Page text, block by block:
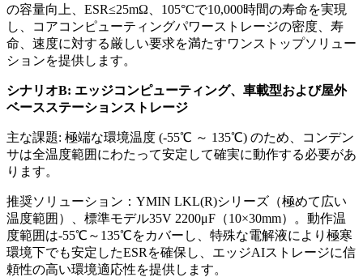
の容量向上、ESR≤25mΩ、105°Cで10,000時間の寿命を実現
し、コアコンピューティングパワーストレージの密度、寿
命、速度に対する厳しい要求を満たすワンストップソリュー
ションを提供します。
シナリオB: エッジコンピューティング、車載型および屋外
ベースステーションストレージ
主な課題: 極端な環境温度 (-55℃ ～ 135℃) のため、コンデン
サは全温度範囲にわたって安定して確実に動作する必要があ
ります。
推奨ソリューション：YMIN LKL(R)シリーズ（極めて広い
温度範囲）、標準モデル35V 2200μF（10×30mm）。動作温
度範囲は-55℃～135℃をカバーし、特殊な電解液により極寒
環境下でも安定したESRを確保し、エッジAIストレージに信
頼性の高い環境適応性を提供します。